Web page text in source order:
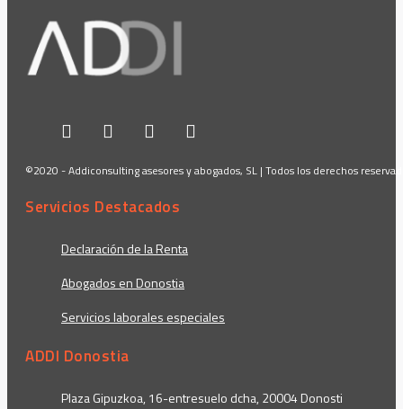
©2020 - Addiconsulting asesores y abogados, SL | Todos los derechos
Servicios Destacados
Declaración de la Renta
Abogados en Donostia
Servicios laborales especiales
ADDI Donostia
Plaza Gipuzkoa, 16-entresuelo dcha, 20004 Donosti